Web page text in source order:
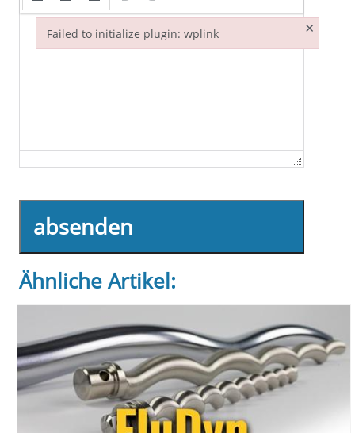
absenden
Ähnliche Artikel:
Failed to initialize plugin: wplink ×
Failed to initialize plugin: wplink